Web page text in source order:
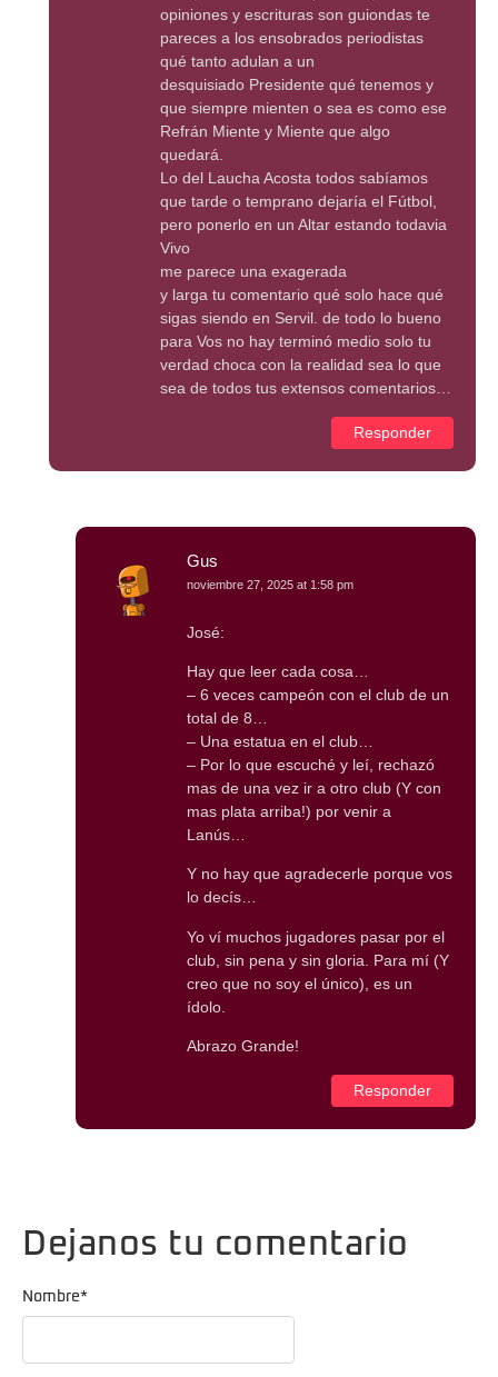
opiniones y escrituras son guiondas te
pareces a los ensobrados periodistas
qué tanto adulan a un
desquisiado Presidente qué tenemos y
que siempre mienten o sea es como ese
Refrán Miente y Miente que algo
quedará.
Lo del Laucha Acosta todos sabíamos
que tarde o temprano dejaría el Fútbol,
pero ponerlo en un Altar estando todavia
Vivo
me parece una exagerada
y larga tu comentario qué solo hace qué
sigas siendo en Servil. de todo lo bueno
para Vos no hay terminó medio solo tu
verdad choca con la realidad sea lo que
sea de todos tus extensos comentarios…
Responder
Gus
noviembre 27, 2025 at 1:58 pm
José:
Hay que leer cada cosa…
– 6 veces campeón con el club de un
total de 8…
– Una estatua en el club…
– Por lo que escuché y leí, rechazó
mas de una vez ir a otro club (Y con
mas plata arriba!) por venir a
Lanús…
Y no hay que agradecerle porque vos
lo decís…
Yo ví muchos jugadores pasar por el
club, sin pena y sin gloria. Para mí (Y
creo que no soy el único), es un
ídolo.
Abrazo Grande!
Responder
Dejanos tu comentario
Nombre*